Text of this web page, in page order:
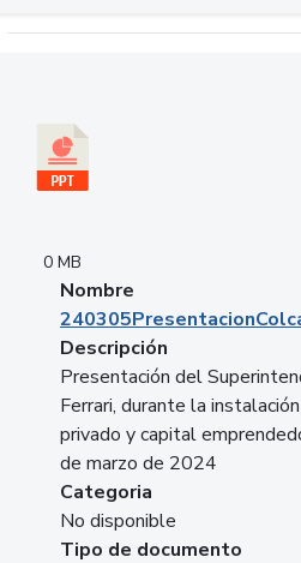
0 MB
Nombre
Descripción
Presentación del
Ferrari, durante la
privado y capital
de marzo de 2024
Categoria
No disponible
Tipo de documento